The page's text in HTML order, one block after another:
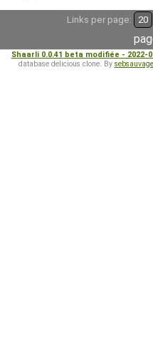
Links per page: 20
Shaarli 0.0.41 beta modifiée - 2022-
database delicious clone. By